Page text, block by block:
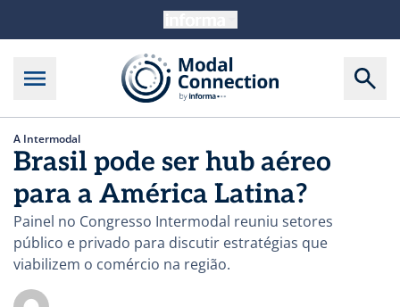
A Intermodal
Brasil pode ser hub aéreo
para a América Latina?
Painel no Congresso Intermodal reuniu setores
público e privado para discutir estratégias que
viabilizem o comércio na região.